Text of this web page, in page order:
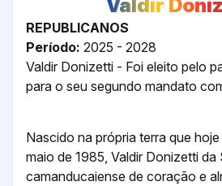
Valdir
REPUBLICANOS
Período: 2025 - 2028
Valdir Donizetti - Foi eleito pelo
para o seu segundo mandato
Nascido na própria terra que
maio de 1985, Valdir Donizetti da
camanducaiense de coração e